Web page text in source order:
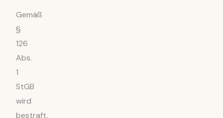
Gemäß
§
126
Abs.
1
StGB
wird
bestraft,